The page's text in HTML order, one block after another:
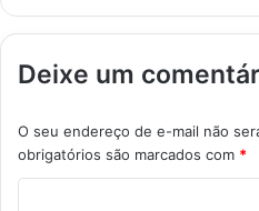
Deixe um
O seu endereço de e-mail não
obrigatórios são marcados com *